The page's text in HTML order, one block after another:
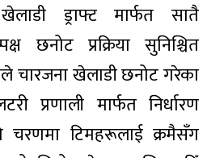
ड्राफ्ट मार्फत सातै
छनोट प्रक्रिया सुनिश्चित
चारजना खेलाडी छनोट गरेका
प्रणाली मार्फत निर्धारण
चरणमा टिमहरूलाई क्रमैसँग